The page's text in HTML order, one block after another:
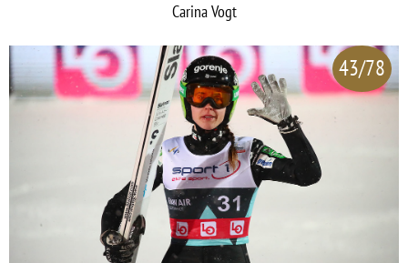
Carina Vogt
43/78